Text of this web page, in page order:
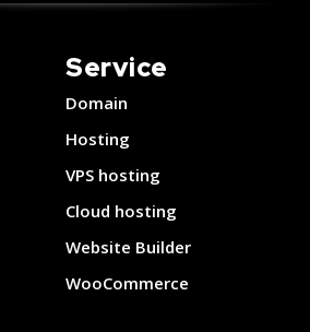
Service
Domain
Hosting
VPS hosting
Cloud hosting
Website Builder
WooCommerce